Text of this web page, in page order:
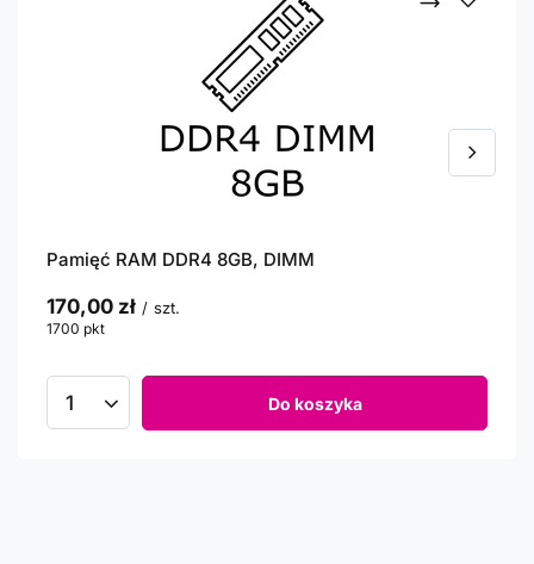
Pamięć RAM DDR4 8GB, DIMM
170,00 zł / szt.
1700 pkt
Do koszyka